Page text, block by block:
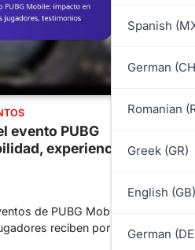
Spanish
German
Romanian
Greek (GR)
English (GB)
German
evento PUBG
experiencias de
de PUBG Mobile son
reciben por iniciar…